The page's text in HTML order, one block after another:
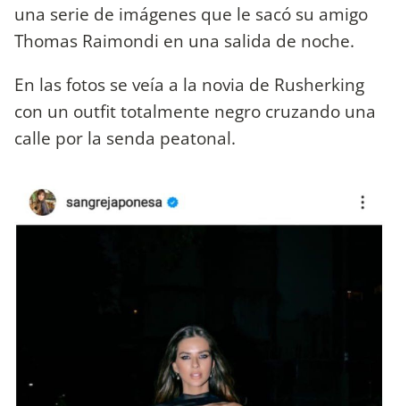
una serie de imágenes que le sacó su amigo
Thomas Raimondi en una salida de noche.
En las fotos se veía a la novia de Rusherking
con un outfit totalmente negro cruzando una
calle por la senda peatonal.